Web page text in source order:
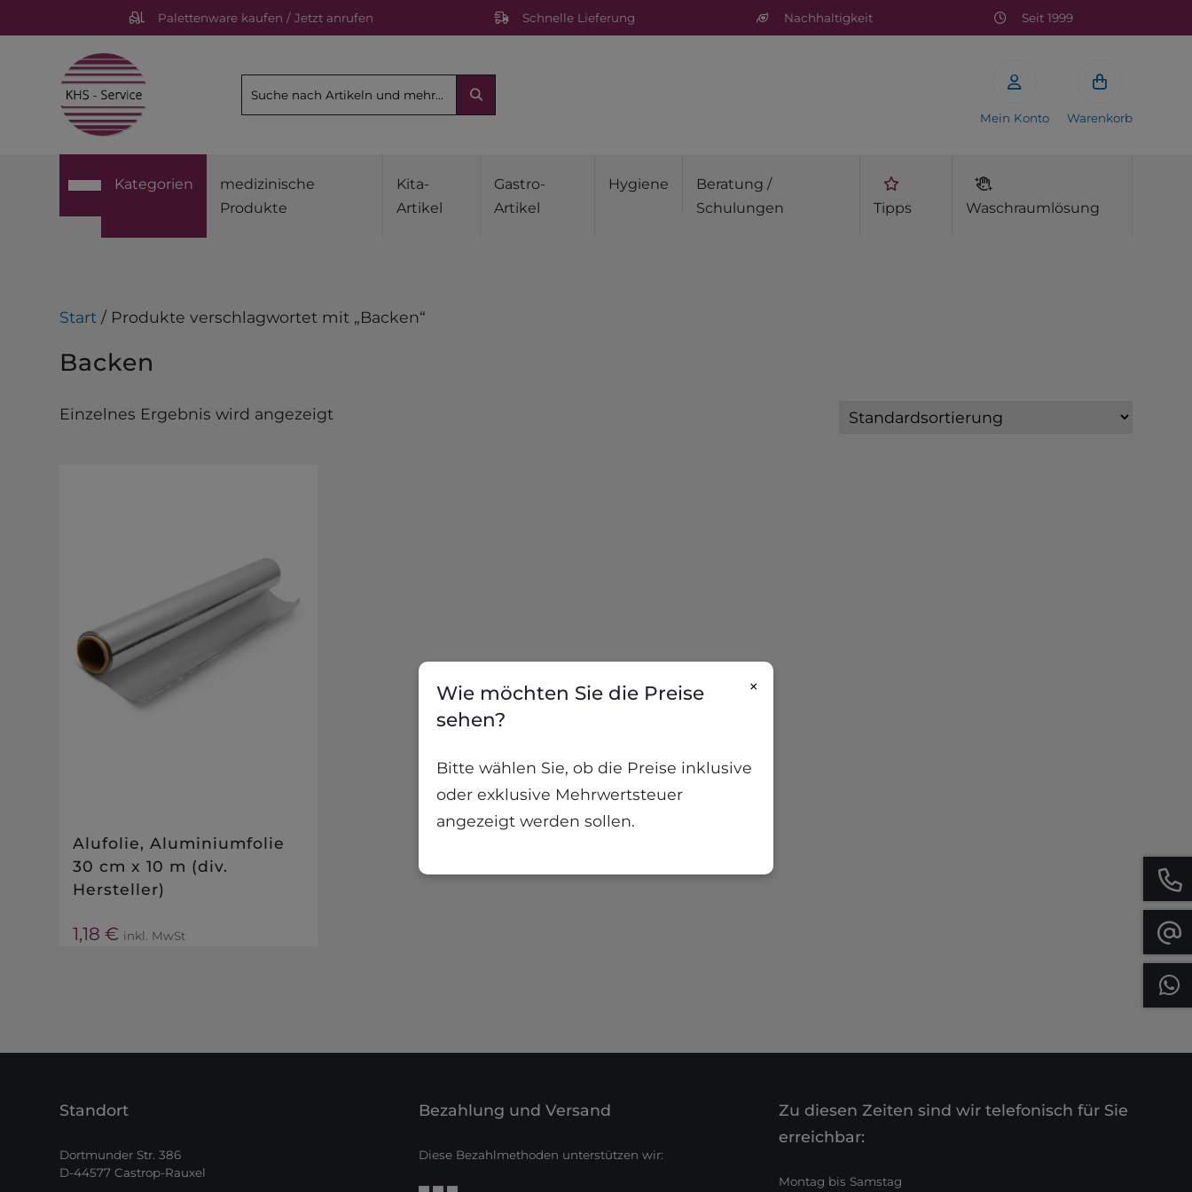
×
Wie möchten Sie die Preise
sehen?
Bitte wählen Sie, ob die Preise inklusive
oder exklusive Mehrwertsteuer
angezeigt werden sollen.
Palettenware kaufen / Jetzt anrufen Schnelle Lieferung Nachhaltigkeit Seit 1999
Mein Konto Warenkorb
Kategorien
medizinische
Produkte
Kita-
Artikel
Gastro-
Artikel
Hygiene
Beratung /
Schulungen
Tipps Waschraumlösung
Start / Produkte verschlagwortet mit „Backen“
Backen
Einzelnes Ergebnis wird angezeigt
Alufolie, Aluminiumfolie
30 cm x 10 m (div.
Hersteller)
1,18€ inkl. MwSt
Standort
Dortmunder Str. 386
D-44577 Castrop-Rauxel
Bezahlung und Versand
Diese Bezahlmethoden unterstützen wir:
Zu diesen Zeiten sind wir telefonisch für Sie
erreichbar:
Montag bis Samstag